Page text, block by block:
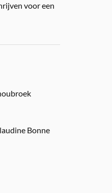
voor een
Bonne